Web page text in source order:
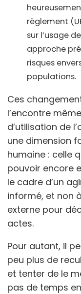
règlement
sur l’usage de
approche
risques
populations.
Ces
l’encontre
d’utilisation de
une dimension
humaine : celle
pouvoir encore
le cadre d’un
informé, et non
externe pour
actes.
Pour autant, il
peu plus de
et tenter de le
pas de temps